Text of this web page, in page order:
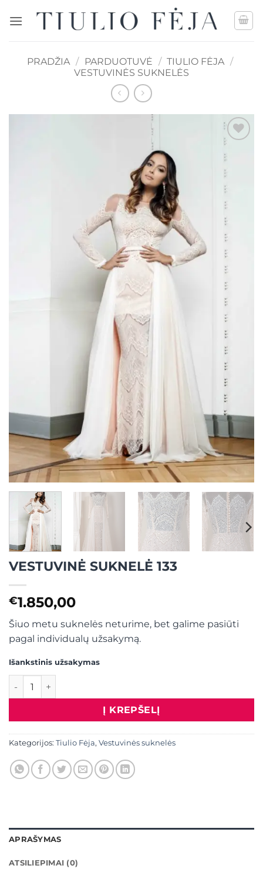
PRADŽIA / PARDUOTUVĖ / TIULIO FĖJA /
VESTUVINĖS SUKNELĖS
VESTUVINĖ SUKNELĖ 133
€1.850,00
Šiuo metu suknelės neturime, bet galime pasiūti
pagal individualų užsakymą.
Išankstinis užsakymas
produkto kiekis: VESTUVINĖ SUKNELĖ 133
Į KREPŠELĮ
Kategorijos: Tiulio Fėja, Vestuvinės suknelės
APRAŠYMAS
ATSILIEPIMAI (0)